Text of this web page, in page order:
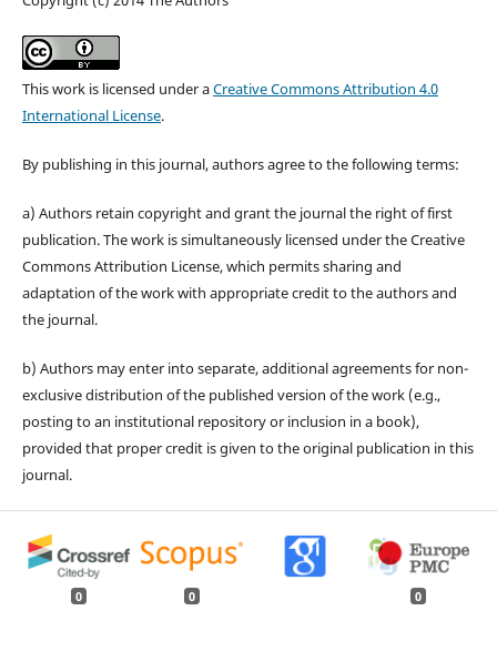
This work is licensed under aCreative Commons Attribution 4.0
International License.
By publishing in this journal, authors agree to the following terms:
a) Authors retain copyright and grant the journal the right of first
publication. The work is simultaneously licensed under the Creative
Commons Attribution License, which permits sharing and
adaptation of the work with appropriate credit to the authors and
the journal.
b) Authors may enter into separate, additional agreements for non-
exclusive distribution of the published version of the work (e.g.,
posting to an institutional repository or inclusion in a book),
provided that proper credit is given to the original publication in this
journal.
0 0 0